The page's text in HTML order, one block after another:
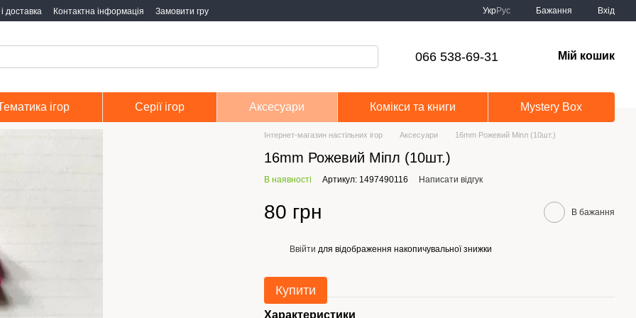
доставка Контактна інформація Замовити гру УкрРус Бажання Вхід
066 538-69-31 Мій кошик
ігор Серії ігор Аксесуари Комікси та книги Mystery Box
Інтернет-магазин настільних ігор Аксесуари 16mm Рожевий Міпл (10шт.)
16mm Рожевий Міпл (10шт.)
В наявності Артикул: 1497490116 Написати відгук
80 грн В бажання
Ввійти для відображення накопичувальної знижки
Купити
Характеристики